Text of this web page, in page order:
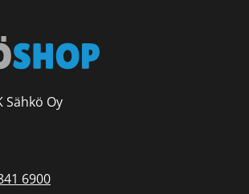
Sähkö Oy
6900